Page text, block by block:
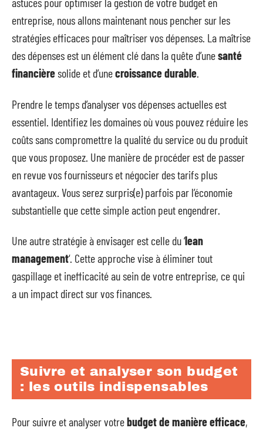
entreprise, nous allons maintenant nous pencher sur les
stratégies efficaces pour maîtriser vos dépenses. La maîtrise
des dépenses est un élément clé dans la quête d’unesanté
financièresolide et d’unecroissance durable.
Prendre le temps d’analyser vos dépenses actuelles est
essentiel. Identifiez les domaines où vous pouvez réduire les
coûts sans compromettre la qualité du service ou du produit
que vous proposez. Une manière de procéder est de passer
en revue vos fournisseurs et négocier des tarifs plus
avantageux. Vous serez surpris(e) parfois par l’économie
substantielle que cette simple action peut engendrer.
Une autre stratégie à envisager est celle du ‘lean
management‘. Cette approche vise à éliminer tout
gaspillage et inefficacité au sein de votre entreprise, ce qui
a un impact direct sur vos finances.
Suivre et analyser son budget
: les outils indispensables
Pour suivre et analyser votrebudget de manière efficace,